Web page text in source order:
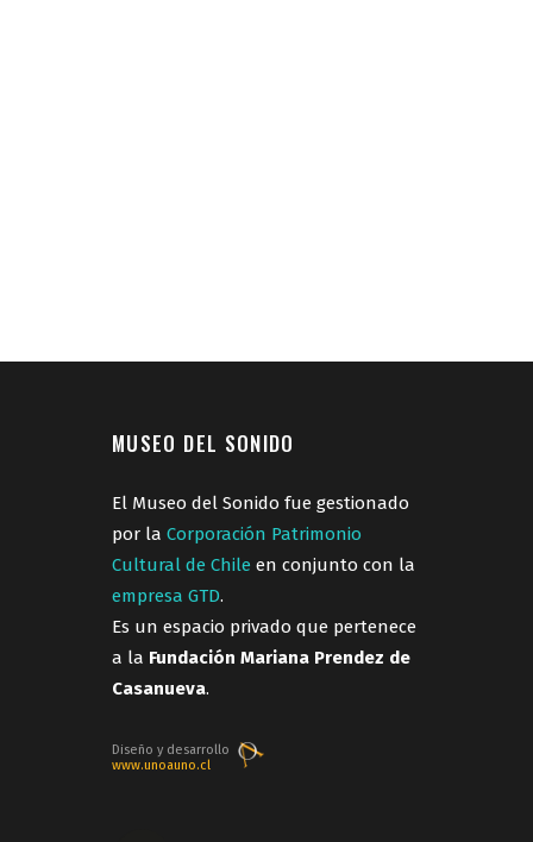
MUSEO DEL SONIDO
El Museo del Sonido fue gestionado
por la Corporación Patrimonio
Cultural de Chile en conjunto con la
empresa GTD.
Es un espacio privado que pertenece
a la Fundación Mariana Prendez de
Casanueva.
Diseño y desarrollo
www.unoauno.cl